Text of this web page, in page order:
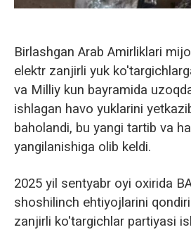
Birlashgan Arab Amirliklari
elektr zanjirli yuk
va Milliy kun bayramida
ishlagan havo yuklarini
baholandi, bu yangi tartib va
yangilanishiga olib keldi.
2025 yil sentyabr oyi oxirida
shoshilinch ehtiyojlarini
zanjirli ko'targichlar partiyasi